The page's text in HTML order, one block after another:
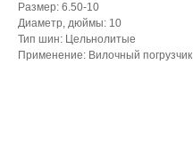
Размер: 6.50-10
Диаметр, дюймы: 10
Тип шин: Цельнолитые
Применение: Вилочный погрузчик